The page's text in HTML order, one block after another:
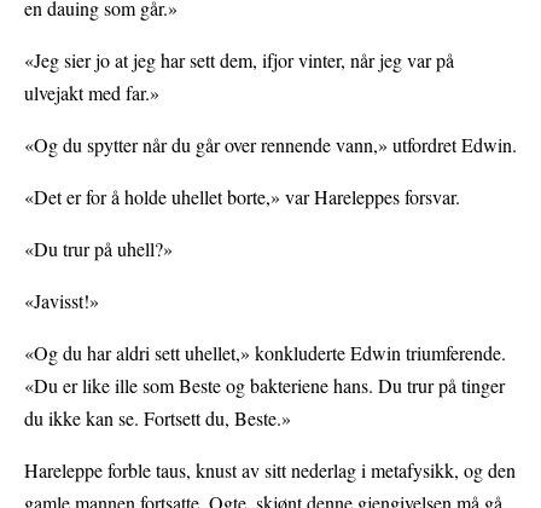
en dauing som går.»
«Jeg sier jo at jeg har sett dem, ifjor vinter, når jeg var på
ulvejakt med far.»
«Og du spytter når du går over rennende vann,» utfordret Edwin.
«Det er for å holde uhellet borte,» var Hareleppes forsvar.
«Du trur på uhell?»
«Javisst!»
«Og du har aldri sett uhellet,» konkluderte Edwin triumferende.
«Du er like ille som Beste og bakteriene hans. Du trur på tinger
du ikke kan se. Fortsett du, Beste.»
Hareleppe forble taus, knust av sitt nederlag i metafysikk, og den
gamle mannen fortsatte. Ogte, skjønt denne gjengivelsen må gå